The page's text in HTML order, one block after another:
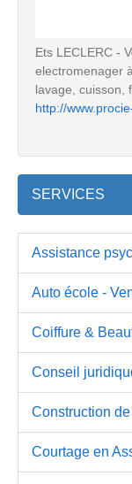
Ets LECLERC -
electromenager
lavage, cuisson,
http://
SERVICES
Assistance
Auto école -
Coiffure &
Conseil
Construction
Courtage en